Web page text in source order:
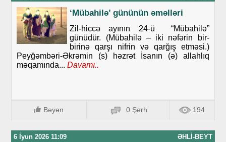
‘Mübahilə’ gününün əməlləri
Zil-hiccə ayının 24-ü “Mübahilə”
günüdür. (Mübahilə – iki nəfərin bir-
birinə qarşı nifrin və qarğış etməsi.)
Peyğəmbəri-Əkrəmin (s) həzrət İsanın (ə) allahlıq
məqamında... Davamı..
Bəyən 0 Şərh 194
6 İyun 2026 11:09 ƏHLI-BEYT